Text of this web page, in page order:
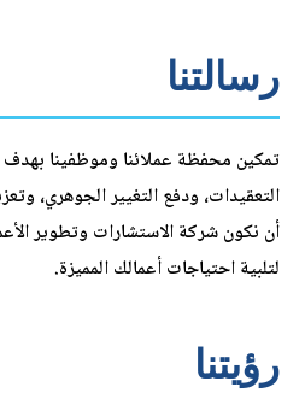
رسالتنا
تمكين محفظة عملائنا وموظفينا بهدف
التعقيدات، ودفع التغيير الجوهري،
أن نكون شركة الاستشارات وتطوير
لتلبية احتياجات أعمالك المميزة.
رؤيتنا